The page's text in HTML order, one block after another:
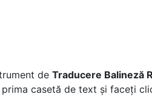
deTraducere Balineză
casetă de text și faceți